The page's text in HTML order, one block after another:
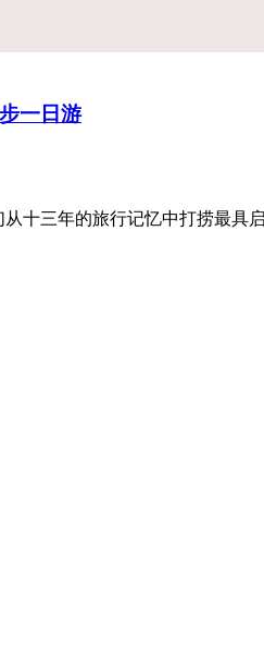
一日游
十三年的旅行记忆中打捞最具